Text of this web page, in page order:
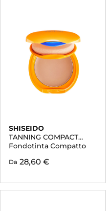
SHISEIDO
TANNING COMPACT
SPF10
Fondotinta Compatto
Da 28,60 €